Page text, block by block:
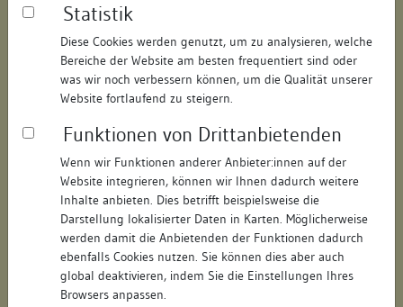
Statistik
Diese Cookies werden genutzt, um zu analysieren, welche
Bereiche der Website am besten frequentiert sind oder
was wir noch verbessern können, um die Qualität unserer
Website fortlaufend zu steigern.
Funktionen von Drittanbietenden
Wenn wir Funktionen anderer Anbieter:innen auf der
Website integrieren, können wir Ihnen dadurch weitere
Inhalte anbieten. Dies betrifft beispielsweise die
Darstellung lokalisierter Daten in Karten. Möglicherweise
werden damit die Anbietenden der Funktionen dadurch
ebenfalls Cookies nutzen. Sie können dies aber auch
global deaktivieren, indem Sie die Einstellungen Ihres
Browsers anpassen.
Objektdaten
Straße: Hauptstraße
Hausnummer: 16
Postleitzahl: 74354
Stadt-Teilort: Besigheim
Regierungsbezirk: Stuttgart
Ludwigsburg (Landkreis)
Wohnplatzschlüssel: 8118007001